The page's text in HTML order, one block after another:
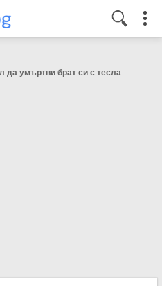
да умъртви брат си с тесла